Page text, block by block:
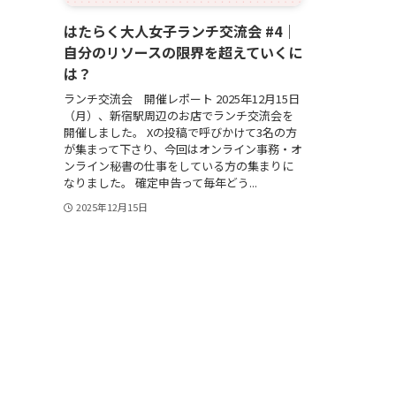
はたらく大人女子ランチ交流会 #4｜
自分のリソースの限界を超えていくに
は？
ランチ交流会 開催レポート 2025年12月15日
（月）、新宿駅周辺のお店でランチ交流会を
開催しました。 Xの投稿で呼びかけて3名の方
が集まって下さり、今回はオンライン事務・オ
ンライン秘書の仕事をしている方の集まりに
なりました。 確定申告って毎年どう...
2025年12月15日